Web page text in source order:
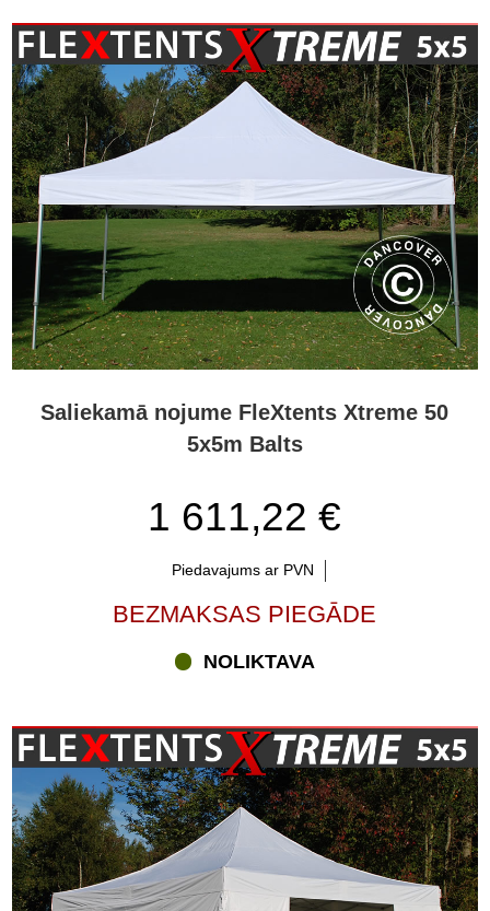
Saliekamā nojume FleXtents Xtreme 50
5x5m Balts
1 611,22 €
Piedavajums ar PVN
BEZMAKSAS PIEGĀDE
NOLIKTAVA